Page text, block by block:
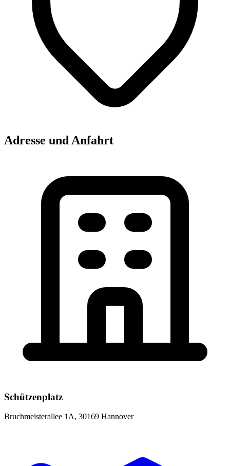
Adresse und Anfahrt
Schützenplatz
Bruchmeisterallee 1A, 30169 Hannover